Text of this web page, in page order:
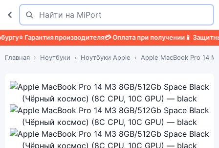
Поиск
Найти
⭐ Гарантия производителя💳 Оплата при получении📱 Защитный
Главная Ноутбуки Ноутбуки Apple Apple MacBook Pro 14